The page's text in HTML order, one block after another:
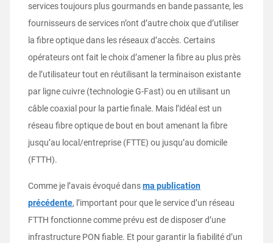
services toujours plus gourmands en bande passante, les
fournisseurs de services n’ont d’autre choix que d’utiliser
la fibre optique dans les réseaux d’accès. Certains
opérateurs ont fait le choix d’amener la fibre au plus près
de l’utilisateur tout en réutilisant la terminaison existante
par ligne cuivre (technologie G-Fast) ou en utilisant un
câble coaxial pour la partie finale. Mais l’idéal est un
réseau fibre optique de bout en bout amenant la fibre
jusqu’au local/entreprise (FTTE) ou jusqu’au domicile
(FTTH).
Comme je l’avais évoqué dansma publication
précédente, l’important pour que le service d’un réseau
FTTH fonctionne comme prévu est de disposer d’une
infrastructure PON fiable. Et pour garantir la fiabilité d’un